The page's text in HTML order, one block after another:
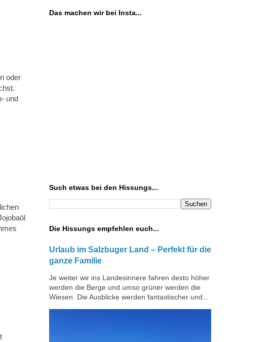
oder
und
Das machen wir bei Insta...
Such etwas bei den Hissungs...
Die Hissungs empfehlen euch...
Urlaub im Salzbuger Land – Perfekt für die
ganze Familie
Je weiter wir ins Landesinnere fahren desto höher
werden die Berge und umso grüner werden die
Wiesen. Die Ausblicke werden fantastischer und...